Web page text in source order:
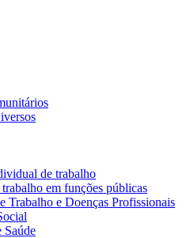
de trabalho
em funções públicas
Trabalho e Doenças Profissionais
Saúde
Taxa global entre 3,5% e 10% (3,5%
€1800 e 16% sobre o